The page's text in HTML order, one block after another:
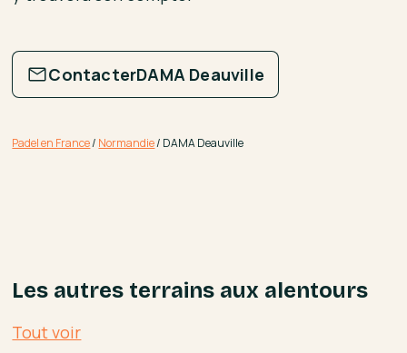
ContacterDAMA Deauville
Padel en France/ Normandie/ DAMA Deauville
Les autres terrains aux alentours
Tout voir